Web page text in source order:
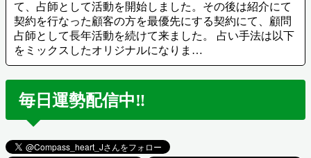
て、占師として活動を開始しました。その後は紹介にて
契約を行なった顧客の方を最優先にする契約にて、顧問
占師として長年活動を続けて来ました。 占い手法は以下
をミックスしたオリジナルになりま…
毎日運勢配信中‼️